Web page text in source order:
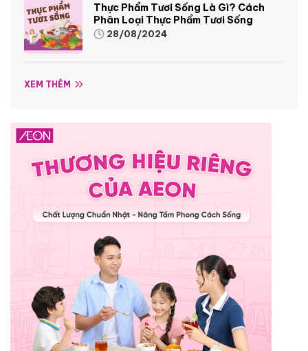
Thực Phẩm Tươi Sống Là Gì? Cách
Phân Loại Thực Phẩm Tươi Sống
28/08/2024
XEM THÊM